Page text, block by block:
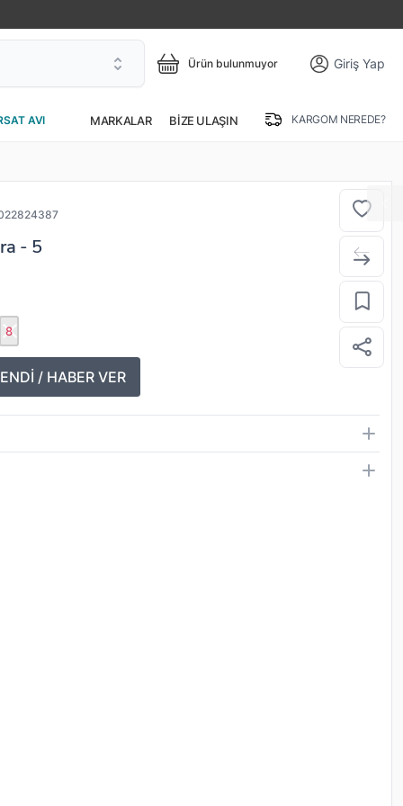
Ürün bulunmuyor Giriş Yap
AVI MARKALAR BIZE ULAŞIN KARGOM NEREDE?
- 5
8
/ HABER VER